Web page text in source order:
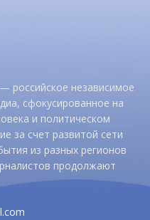
российское независимое
сфокусированное на
и политическом
за счет развитой сети
из разных регионов
продолжают